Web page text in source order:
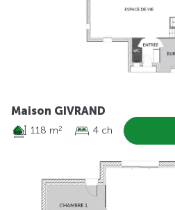
Maison GIVRAND
118 m2 4 ch